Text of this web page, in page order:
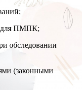
для ПМПК;
обследовании
(законными